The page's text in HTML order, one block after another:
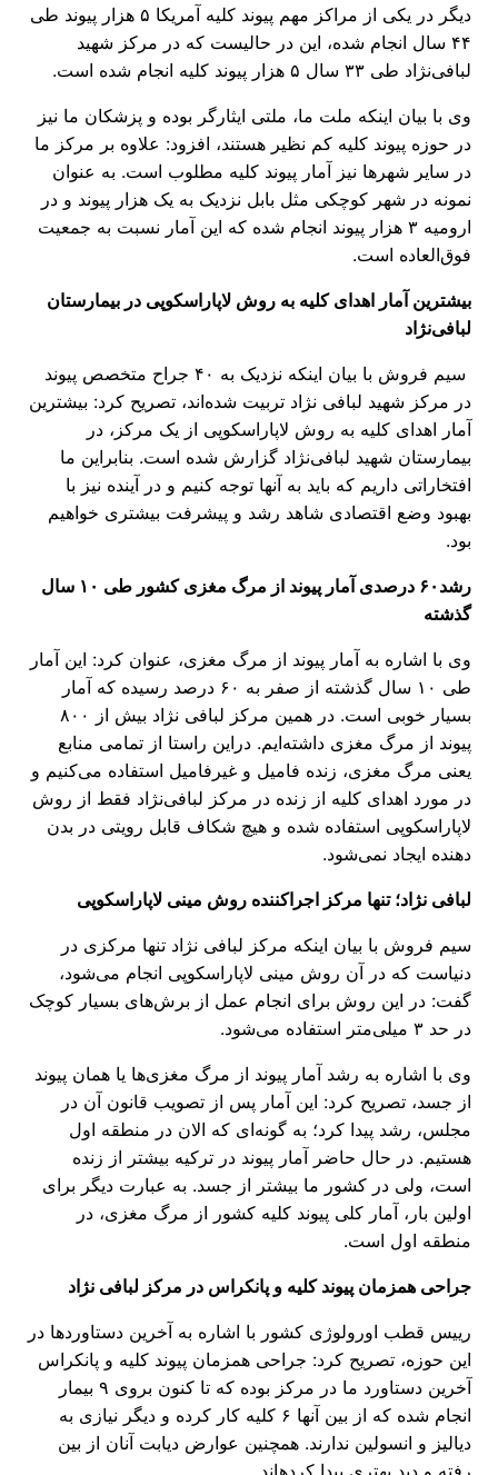
دیگر در یکی از مراکز مهم پیوند کلیه آمریکا ۵ هزار پیوند طی
۴۴ سال انجام شده، این در حالیست که در مرکز شهید
لبافی‌نژاد طی ۳۳ سال ۵ هزار پیوند کلیه انجام شده است.
وی با بیان اینکه ملت ما، ملتی ایثارگر بوده و پزشکان ما نیز
در حوزه پیوند کلیه کم نظیر هستند، افزود: علاوه بر مرکز ما
در سایر شهرها نیز آمار پیوند کلیه مطلوب است. به عنوان
نمونه در شهر کوچکی مثل بابل نزدیک به یک هزار پیوند و در
ارومیه ۳ هزار پیوند انجام شده که این آمار نسبت به جمعیت
فوق‌العاده است.
بیشترین آمار اهدای کلیه به روش لاپاراسکوپی در بیمارستان
لبافی‌نژاد
سیم فروش با بیان اینکه نزدیک به ۴۰ جراح متخصص پیوند
در مرکز شهید لبافی نژاد تربیت شده‌اند، تصریح کرد: بیشترین
آمار اهدای کلیه به روش لاپاراسکوپی از یک مرکز، در
بیمارستان شهید لبافی‌نژاد گزارش شده است. بنابراین ما
افتخاراتی داریم که باید به آنها توجه کنیم و در آینده نیز با
بهبود وضع اقتصادی شاهد رشد و پیشرفت بیشتری خواهیم
بود.
رشد۶۰ درصدی آمار پیوند از مرگ مغزی کشور طی ۱۰ سال
گذشته
وی با اشاره به آمار پیوند از مرگ مغزی، عنوان کرد: این آمار
طی ۱۰ سال گذشته از صفر به ۶۰ درصد رسیده که آمار
بسیار خوبی است. در همین مرکز لبافی نژاد بیش از ۸۰۰
پیوند از مرگ مغزی داشته‌ایم. دراین راستا از تمامی منابع
یعنی مرگ مغزی، زنده فامیل و غیرفامیل استفاده می‌کنیم و
در مورد اهدای کلیه از زنده در مرکز لبافی‌نژاد فقط از روش
لاپاراسکوپی استفاده شده و هیچ شکاف قابل رویتی در بدن
دهنده ایجاد نمی‌شود.
لبافی نژاد؛ تنها مرکز اجراکننده روش مینی لاپاراسکوپی
سیم فروش با بیان اینکه مرکز لبافی نژاد تنها مرکزی در
دنیاست که در آن روش مینی لاپاراسکوپی انجام می‌شود،
گفت: در این روش برای انجام عمل از برش‌های بسیار کوچک
در حد ۳ میلی‌متر استفاده می‌شود.
وی با اشاره به رشد آمار پیوند از مرگ مغزی‌ها یا همان پیوند
از جسد، تصریح کرد: این آمار پس از تصویب قانون آن در
مجلس، رشد پیدا کرد؛ به گونه‌ای که الان در منطقه اول
هستیم. در حال حاضر آمار پیوند در ترکیه بیشتر از زنده
است، ولی در کشور ما بیشتر از جسد. به عبارت دیگر برای
اولین بار، آمار کلی پیوند کلیه کشور از مرگ مغزی، در
منطقه اول است.
جراحی همزمان پیوند کلیه و پانکراس در مرکز لبافی نژاد
رییس قطب اورولوژی کشور با اشاره به آخرین دستاوردها در
این حوزه، تصریح کرد: جراحی همزمان پیوند کلیه و پانکراس
آخرین دستاورد ما در مرکز بوده که تا کنون بروی ۹ بیمار
انجام شده که از بین آنها ۶ کلیه کار کرده و دیگر نیازی به
دیالیز و انسولین ندارند. همچنین عوارض دیابت آنان از بین